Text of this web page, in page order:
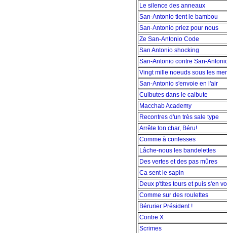
Le silence des anneaux
San-Antonio tient le bambou
San-Antonio priez pour nous
Ze San-Antonio Code
San Antonio shocking
San-Antonio contre San-
Vingt mille noeuds sous les
San-Antonio s'envoie en l'air
Culbutes dans le calbute
Macchab Academy
Recontres d'un très sale type
Arrête ton char, Béru!
Comme à confesses
Lâche-nous les bandelettes
Des vertes et des pas mûres
Ca sent le sapin
Deux p'tites tours et puis s'en
Comme sur des roulettes
Bérurier Président !
Contre X
Scrimes